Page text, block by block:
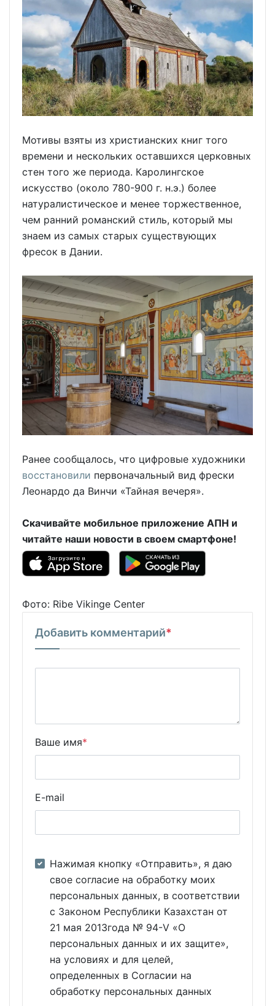
Мотивы взяты из христианских книг того
времени и нескольких оставшихся церковных
стен того же периода. Каролингское
искусство (около 780-900 г. н.э.) более
натуралистическое и менее торжественное,
чем ранний романский стиль, который мы
знаем из самых старых существующих
фресок в Дании.
Ранее сообщалось, что цифровые художники
восстановили первоначальный вид фрески
Леонардо да Винчи «Тайная вечеря».
Скачивайте мобильное приложение АПН и
читайте наши новости в своем смартфоне!
Фото: Ribe Vikinge Center
Добавить комментарий*
Ваше имя*
E-mail
Нажимая кнопку «Отправить», я даю
свое согласие на обработку моих
персональных данных, в соответствии
с Законом Республики Казахстан от
21 мая 2013года № 94-V «О
персональных данных и их защите»,
на условиях и для целей,
определенных в Согласии на
обработку персональных данных